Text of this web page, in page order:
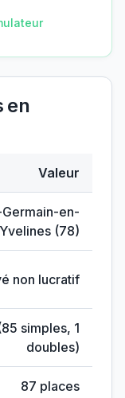
en
Valeur
en-
Yvelines (78)
non lucratif
85 simples, 1
doubles)
87 places